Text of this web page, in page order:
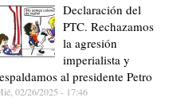
Declaración del
PTC. Rechazamos
la agresión
imperialista y
al presidente Petro
02/26/2025 - 17:46